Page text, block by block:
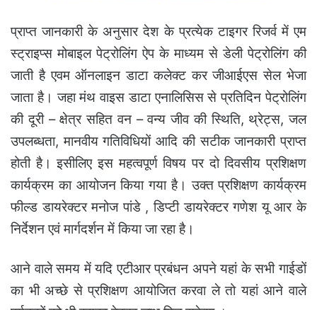
प्राप्त जानकारी के अनुसार देश के प्रत्येक टाइगर रिजर्व में एम
स्ट्राइप्स मोबाइल पेट्रोलिंग ऐप के माध्यम से डेली पेट्रोलिंग की
जाती है एवम ऑनलाइन डाटा कलेक्ट कर जीआईएस सेल भेजा
जाता है। जहा मंथ वाइस डाटा एनालिसिस से प्रतिदिन पेट्रोलिंग
की दूरी – क्षेत्र सहित वन – वन्य जीव की स्थिति, थ्रेट्स, जल
उपलब्धता, मानवीय गतिविधियों आदि की सटीक जानकारी प्राप्त
होती है। इसीलिए इस महत्वपूर्ण विषय पर दो दिवसीय प्रशिक्षण
कार्यक्रम का आयोजन किया गया है। उक्त प्रशिक्षण कार्यक्रम
फील्ड डायरेक्टर मनोज पांडे , डिप्टी डायरेक्टर गणेश यू आर के
निर्देशन एवं मार्गदर्शन में किया जा रहा है।
आने वाले समय में यदि एटीआर प्रबंधन अपने यहां के सभी गाईडों
का भी अच्छे से प्रशिक्षण आयोजित करवा ले तो यहां आने वाले